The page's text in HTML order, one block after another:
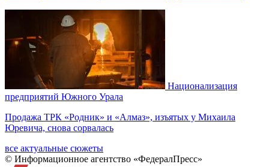
Национализация
предприятий Южного Урала
Продажа ТРК «Родник» и «Алмаз», изъятых у Михаила
Юревича, снова сорвалась
все актуальные сюжеты
© Информационное агентство «ФедералПресс»